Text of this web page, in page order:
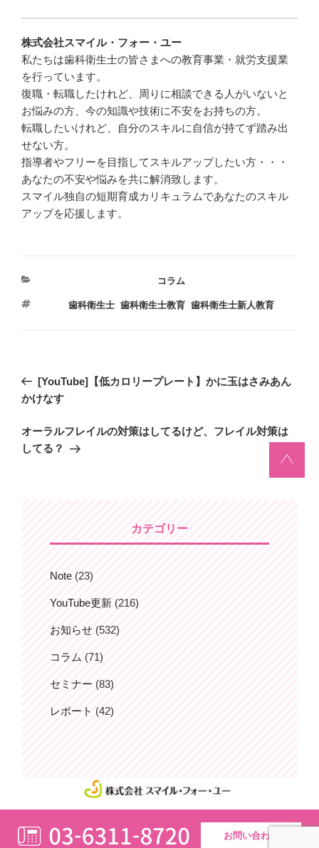
株式会社スマイル・フォー・ユー
私たちは歯科衛生士の皆さまへの教育事業・就労支援業
を行っています。
復職・転職したけれど、周りに相談できる人がいないと
お悩みの方、今の知識や技術に不安をお持ちの方。
転職したいけれど、自分のスキルに自信が持てず踏み出
せない方。
指導者やフリーを目指してスキルアップしたい方・・・
あなたの不安や悩みを共に解消致します。
スマイル独自の短期育成カリキュラムであなたのスキル
アップを応援します。
カ
ゴ
コラム
タ
歯科衛生士, 歯科衛生士教育, 歯科衛生士新人教育
稿
ビ
ゲ
過
去
投
稿
[YouTube]【低カロリープレート】かに玉はさみあん
かけなす
次
の
オーラルフレイルの対策はしてるけど、フレイル対策は
してる？
カテゴリー
Note (23)
YouTube更新 (216)
お知らせ (532)
コラム (71)
セミナー (83)
レポート (42)
お問い合わせ